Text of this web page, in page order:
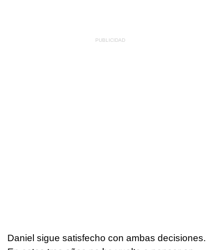
Daniel sigue satisfecho con ambas decisiones.